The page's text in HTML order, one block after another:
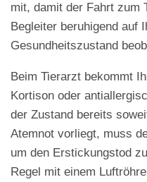
mit, damit der Fahrt zum
Begleiter beruhigend auf
Gesundheitszustand
Beim Tierarzt bekommt
Kortison oder
der Zustand bereits
Atemnot vorliegt, muss
um den Erstickungstod
Regel mit einem